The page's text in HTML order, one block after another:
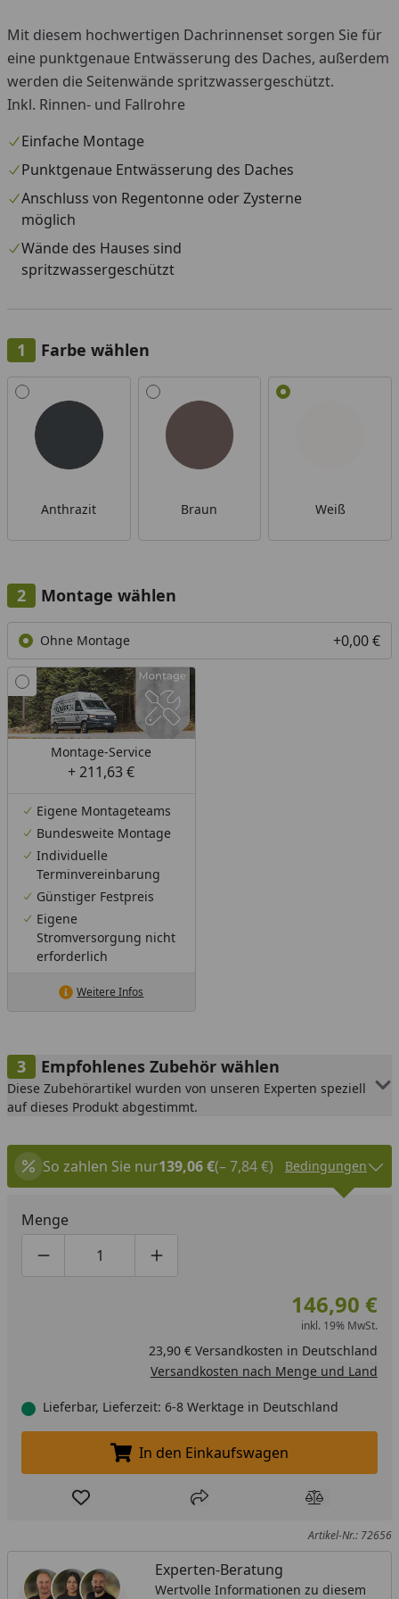
Mit diesem hochwertigen Dachrinnenset sorgen Sie für
eine punktgenaue Entwässerung des Daches, außerdem
werden die Seitenwände spritzwassergeschützt.
Inkl. Rinnen- und Fallrohre
Einfache Montage
Punktgenaue Entwässerung des Daches
Anschluss von Regentonne oder Zysterne
möglich
Wände des Hauses sind
spritzwassergeschützt
Farbe wählen
Alle anzeigen (3)
Anthrazit Braun Weiß
Montage wählen
Ohne Montage +0,00 €
Montage-Service
+ 211,63 €
Eigene Montageteams
Bundesweite Montage
Individuelle
Terminvereinbarung
Günstiger Festpreis
Eigene
Stromversorgung nicht
erforderlich
Weitere Infos
Empfohlenes Zubehör wählen
Diese Zubehörartikel wurden von unseren Experten speziell
auf dieses Produkt abgestimmt.
So zahlen Sie nur139,06 €(– 7,84 €) Bedingungen
Menge
Produktmenge um eins verringern
Produktmenge manuell eingeben
Produktmenge um eins erhöhen
146,90 €
inkl. 19% MwSt.
23,90 € Versandkosten in Deutschland
Versandkosten nach Menge und Land
Lieferbar, Lieferzeit: 6-8 Werktage in Deutschland
In den Einkaufswagen legen
In den Einkaufswagen
Produkt zur Wunschliste hinzufügen
Teilen Produkt
Artikel-Nr.: 72656
Experten-Beratung
Wertvolle Informationen zu diesem